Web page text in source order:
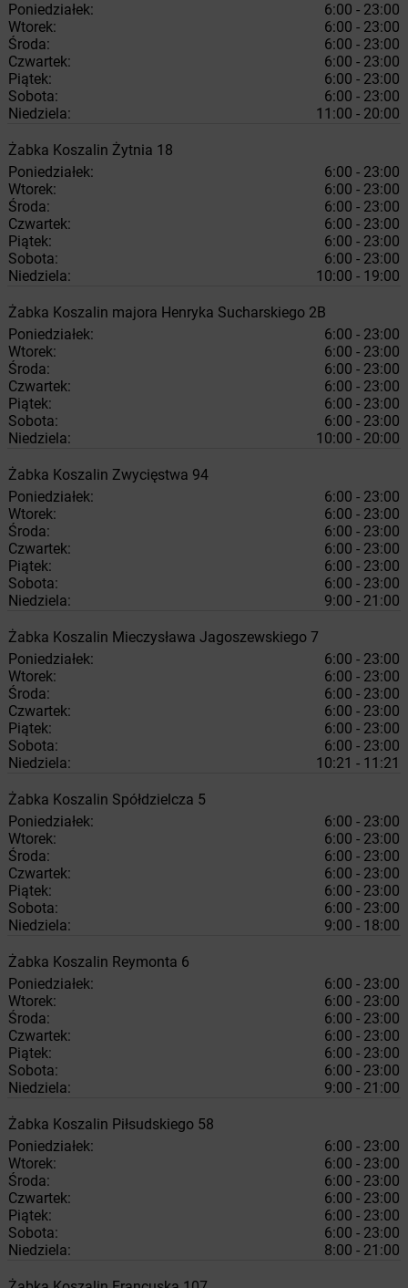
Poniedziałek:
6:00 - 23:00
Wtorek:
6:00 - 23:00
Środa:
6:00 - 23:00
Czwartek:
6:00 - 23:00
Piątek:
6:00 - 23:00
Sobota:
6:00 - 23:00
Niedziela:
11:00 - 20:00
Żabka Koszalin Żytnia 18
Poniedziałek:
6:00 - 23:00
Wtorek:
6:00 - 23:00
Środa:
6:00 - 23:00
Czwartek:
6:00 - 23:00
Piątek:
6:00 - 23:00
Sobota:
6:00 - 23:00
Niedziela:
10:00 - 19:00
Żabka Koszalin majora Henryka Sucharskiego 2B
Poniedziałek:
6:00 - 23:00
Wtorek:
6:00 - 23:00
Środa:
6:00 - 23:00
Czwartek:
6:00 - 23:00
Piątek:
6:00 - 23:00
Sobota:
6:00 - 23:00
Niedziela:
10:00 - 20:00
Żabka Koszalin Zwycięstwa 94
Poniedziałek:
6:00 - 23:00
Wtorek:
6:00 - 23:00
Środa:
6:00 - 23:00
Czwartek:
6:00 - 23:00
Piątek:
6:00 - 23:00
Sobota:
6:00 - 23:00
Niedziela:
9:00 - 21:00
Żabka Koszalin Mieczysława Jagoszewskiego 7
Poniedziałek:
6:00 - 23:00
Wtorek:
6:00 - 23:00
Środa:
6:00 - 23:00
Czwartek:
6:00 - 23:00
Piątek:
6:00 - 23:00
Sobota:
6:00 - 23:00
Niedziela:
10:21 - 11:21
Żabka Koszalin Spółdzielcza 5
Poniedziałek:
6:00 - 23:00
Wtorek:
6:00 - 23:00
Środa:
6:00 - 23:00
Czwartek:
6:00 - 23:00
Piątek:
6:00 - 23:00
Sobota:
6:00 - 23:00
Niedziela:
9:00 - 18:00
Żabka Koszalin Reymonta 6
Poniedziałek:
6:00 - 23:00
Wtorek:
6:00 - 23:00
Środa:
6:00 - 23:00
Czwartek:
6:00 - 23:00
Piątek:
6:00 - 23:00
Sobota:
6:00 - 23:00
Niedziela:
9:00 - 21:00
Żabka Koszalin Piłsudskiego 58
Poniedziałek:
6:00 - 23:00
Wtorek:
6:00 - 23:00
Środa:
6:00 - 23:00
Czwartek:
6:00 - 23:00
Piątek:
6:00 - 23:00
Sobota:
6:00 - 23:00
Niedziela:
8:00 - 21:00